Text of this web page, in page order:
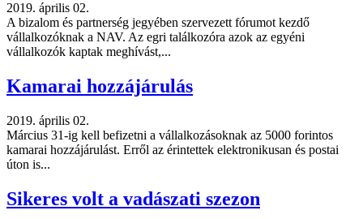
2019. április 02.
A bizalom és partnerség jegyében szervezett fórumot kezdő
vállalkozóknak a NAV. Az egri találkozóra azok az egyéni
vállalkozók kaptak meghívást,...
Kamarai hozzájárulás
2019. április 02.
Március 31-ig kell befizetni a vállalkozásoknak az 5000 forintos
kamarai hozzájárulást. Erről az érintettek elektronikusan és postai
úton is...
Sikeres volt a vadászati szezon